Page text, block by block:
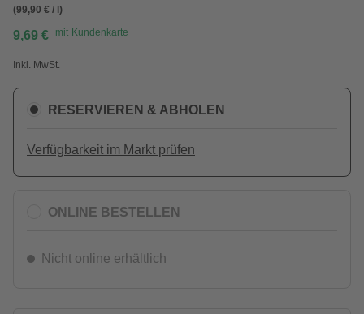
(99,90 € / l)
9,69 € mit Kundenkarte
Inkl. MwSt.
RESERVIEREN & ABHOLEN
Verfügbarkeit im Markt prüfen
ONLINE BESTELLEN
Nicht online erhältlich